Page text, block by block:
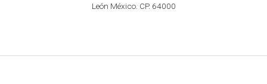
León México. CP. 64000